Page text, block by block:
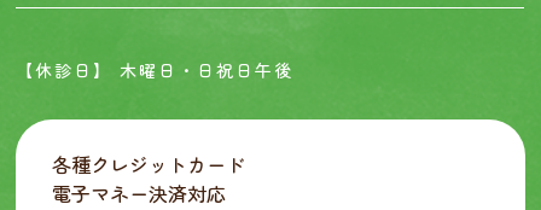
【休診日】 木曜日・日祝日午後
各種クレジットカード
電子マネー決済対応